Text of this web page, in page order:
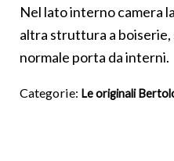
Nel lato interno camera
altra struttura a boiserie,
normale porta da interni.
Categorie: Le originali